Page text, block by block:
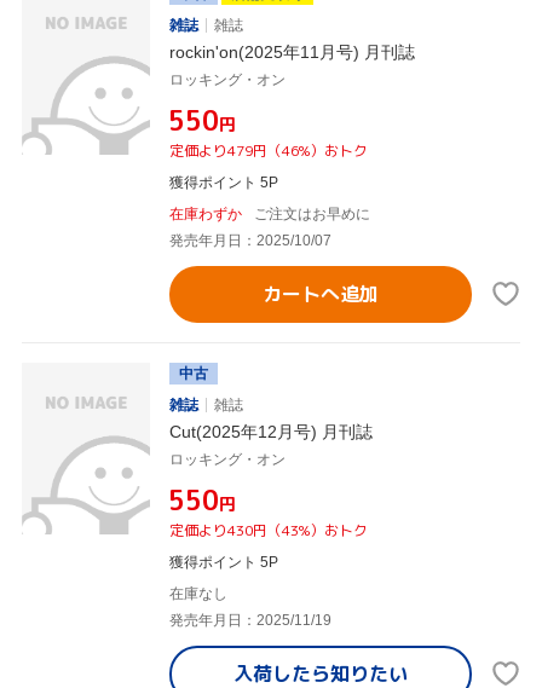
雑誌
雑誌
rockin'on(2025年11月号) 月刊誌
ロッキング・オン
¥550円
定価より479円（46%）おトク
獲得ポイント 5P
在庫わずか
ご注文はお早めに
発売年月日：2025/10/07
カートへ追加
中古
雑誌
雑誌
Cut(2025年12月号) 月刊誌
ロッキング・オン
¥550円
定価より430円（43%）おトク
獲得ポイント 5P
在庫なし
発売年月日：2025/11/19
入荷したら知りたい